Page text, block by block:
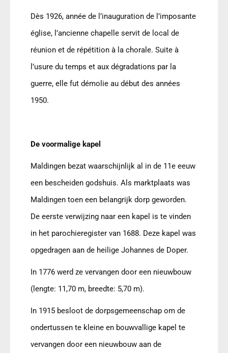
Dès 1926, année de l ’inauguration de l ’imposante
église, l ’ancienne chapelle servit de local de
réunion et de répétition à la chorale. Suite à
’usure du temps et aux dégradations par la
guerre, elle fut démolie au début des années
1950.
De voormalige kapel
Maldingen bezat waarschijnlijk al in de 11e eeuw
een bescheiden godshuis. Als marktplaats was
Maldingen toen een belangrijk dorp geworden.
De eerste verwijzing naar een kapel is te vinden
in het parochieregister van 1688. Deze kapel was
opgedragen aan de heilige Johannes de Doper.
In 1776 werd ze vervangen door een nieuwbouw
(lengte: 11,70 m, breedte: 5,70 m).
In 1915 besloot de dorpsgemeenschap om de
ondertussen te kleine en bouwvallige kapel te
vervangen door een nieuwbouw aan de